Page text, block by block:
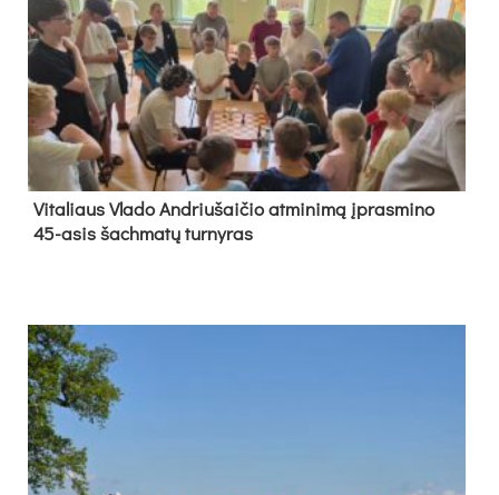
Vi­ta­liaus Vla­do And­riu­šai­čio at­mi­ni­mą įpras­mi­no
45-asis šach­ma­tų tur­ny­ras